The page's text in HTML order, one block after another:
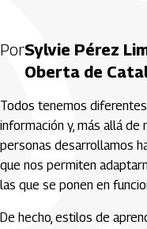
PorSylvie Pérez
Oberta de
Todos tenemos
información y, más allá de
personas desarrollamos
que nos permiten
las que se ponen en
De hecho, estilos de